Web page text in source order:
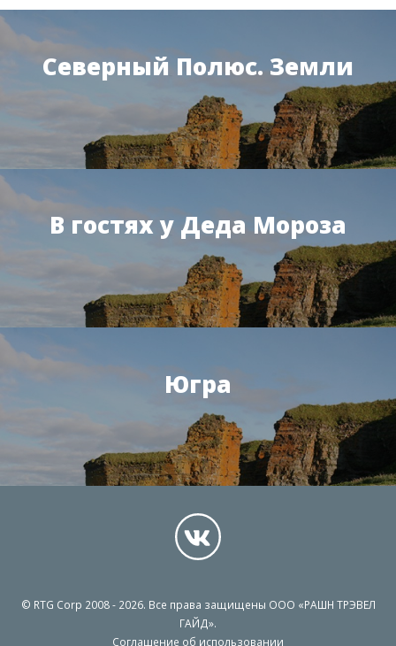
Северный Полюс. Земли
В гостях у Деда Мороза
Югра
© RTG Corp 2008 - 2026. Все права защищены ООО «РАШН ТРЭВЕЛ
ГАЙД».
Соглашение об использовании